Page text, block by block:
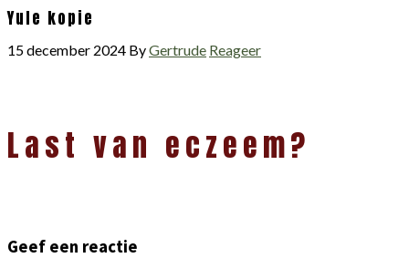
Yule kopie
15 december 2024 ByGertrude Reageer
Interacties
Last van eczeem?
Geef een reactie